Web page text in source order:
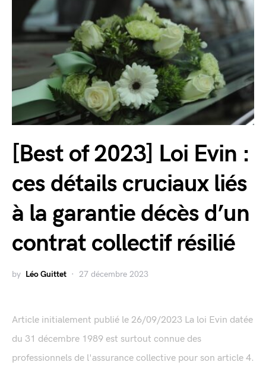
[Best of 2023] Loi Evin :
ces détails cruciaux liés
à la garantie décès d’un
contrat collectif résilié
by Léo Guittet 27 décembre 2023
Article initialement publié le 26/09/2023 La loi Evin datée
du 31 décembre 1989 est surtout connue des
professionnels de l'assurance collective pour son article 4.